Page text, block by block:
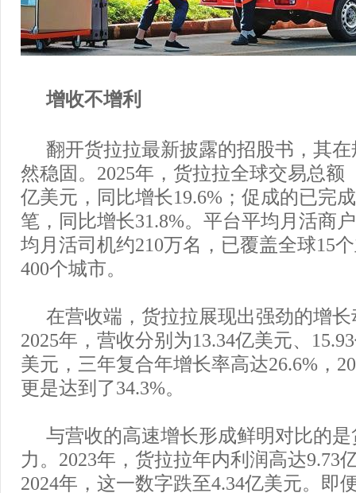
增收不增利
翻开货拉拉最新披露的招股书，其
然稳固。2025年，货拉拉全球交易总额
亿美元，同比增长19.6%；促成的已完
笔，同比增长31.8%。平台平均月活商
均月活司机约210万名，已覆盖全球15
400个城市。
在营收端，货拉拉展现出强劲的增
2025年，营收分别为13.34亿美元、
美元，三年复合年增长率高达26.6%，
更是达到了34.3%。
与营收的高速增长形成鲜明对比的
力。2023年，货拉拉年内利润高达9.73
2024年，这一数字跌至4.34亿美元。即